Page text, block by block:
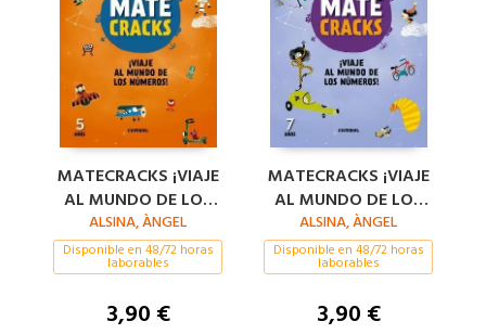
MATECRACKS ¡VIAJE
AL MUNDO DE LOS
NÚMEROS! 5 AÑOS
ALSINA, ÀNGEL
Disponible en 48/72 horas
laborables
3,90 €
MATECRACKS ¡VIAJE
AL MUNDO DE LOS
NÚMEROS! 7 AÑOS
ALSINA, ÀNGEL
Disponible en 48/72 horas
laborables
3,90 €